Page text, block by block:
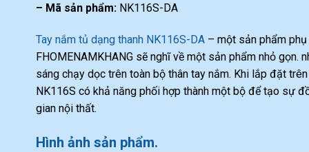
– Mã sản phẩm: NK116S-DA
Tay nắm tủ dạng thanh NK116S-DA – một sản phẩm
FHOMENAMKHANG sẽ nghĩ về một sản phẩm nhỏ
sáng chạy dọc trên toàn bộ thân tay nắm. Khi lắp đặt
NK116S có khả năng phối hợp thành một bộ để tạo sự
gian nội thất.
Hình ảnh sản phẩm.